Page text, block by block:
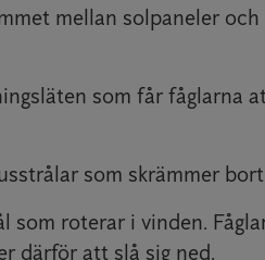
mellan solpaneler och
som får fåglarna
som skrämmer
roterar i vinden.
därför att slå sig ned.